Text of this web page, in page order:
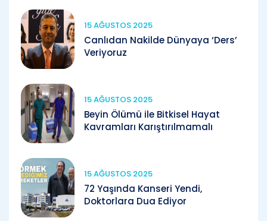
15 AĞUSTOS 2025
Canlıdan Nakilde Dünyaya ‘Ders’
Veriyoruz
15 AĞUSTOS 2025
Beyin Ölümü ile Bitkisel Hayat
Kavramları Karıştırılmamalı
15 AĞUSTOS 2025
72 Yaşında Kanseri Yendi,
Doktorlara Dua Ediyor